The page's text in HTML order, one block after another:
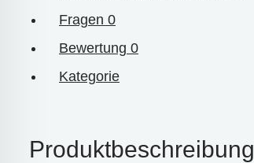
Fragen 0
Bewertung 0
Kategorie
Produktbeschreibung